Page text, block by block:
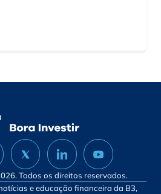
Todos os direitos reservados.
e educação financeira da B3,